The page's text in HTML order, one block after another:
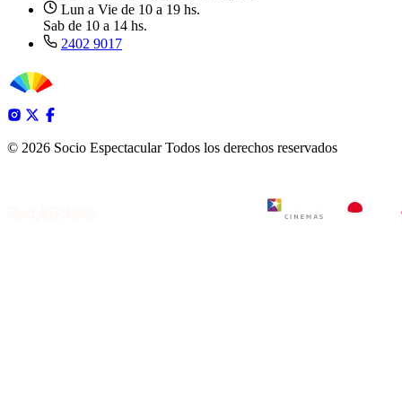
Lun a Vie de 10 a 19 hs.
Sab de 10 a 14 hs.
2402 9017
© 2026 Socio Espectacular Todos los derechos reservados